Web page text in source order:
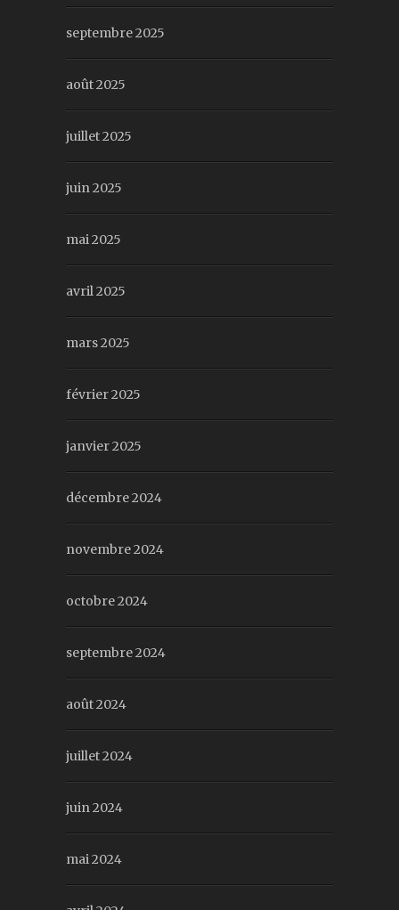
septembre 2025
août 2025
juillet 2025
juin 2025
mai 2025
avril 2025
mars 2025
février 2025
janvier 2025
décembre 2024
novembre 2024
octobre 2024
septembre 2024
août 2024
juillet 2024
juin 2024
mai 2024